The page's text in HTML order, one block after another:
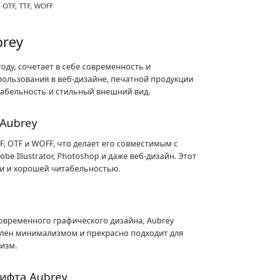
TTF, WOFF
сочетает в себе современность и
в веб-дизайне, печатной продукции
и стильный внешний вид.
и WOFF, что делает его совместимым с
Illustrator, Photoshop и даже веб-дизайн. Этот
хорошей читабельностью.
графического дизайна, Aubrey
минимализмом и прекрасно подходит для
Aubrey